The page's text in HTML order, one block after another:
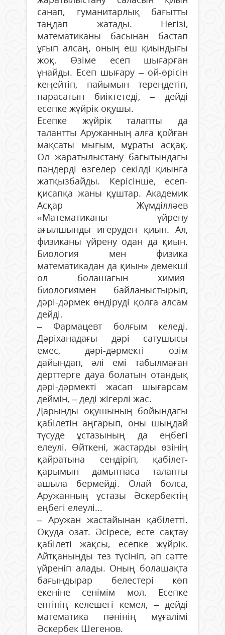
санап, гуманитарлық бағытты
таңдап жатады. Негізі,
математиканы басынан бастап
ұғып алсаң, оның еш қиындығы
жоқ. Өзіме есеп шығарған
ұнайды. Есеп шығару – ой-өрісін
кеңейтіп, пайымын тереңдетіп,
парасатын биіктетеді, – дейді
есепке жүйрік оқушы.
Есепке жүйрік талапты да
талантты Аружанның алға қойған
мақсаты мығым, мұраты асқақ.
Ол жаратылыстану бағытындағы
пәндерді өзгелер секілді қиынға
жатқызбайды. Керісінше, есеп-
қисапқа жаны құштар. Академик
Асқар Жұмділләев
«Математиканы үйрену
ағылшынды игеруден қиын. Ал,
физиканы үйрену одан да қиын.
Биология мен физика
математикадан да қиын» демекші
ол болашағын химия-
биологиямен байланыстырып,
дәрі-дәрмек өндіруді қолға алсам
дейді.
– Фармацевт болғым келеді.
Дәріханадағы дәрі сатушысы
емес, дәрі-дәрмекті өзім
дайындап, әлі емі табылмаған
дерттерге дауа болатын отандық
дәрі-дәрмекті жасап шығарсам
деймін, – деді жігерлі жас.
Дарынды оқушының бойындағы
қабілетін аңғарып, оны шыңдай
түсуде ұстазының да еңбегі
елеулі. Өйткені, жастарды өзінің
қайратына сендіріп, қабілет-
қарымын дамытпаса таланты
ашыла бермейді. Олай болса,
Аружанның ұстазы Әскербектің
еңбегі елеулі...
– Аружан жастайынан қабілетті.
Оқуда озат. Әсіресе, есте сақтау
қабілеті жақсы, есепке жүйрік.
Айтқаныңды тез түсініп, әп сәтте
үйреніп алады. Оның болашақта
бағындырар белестері көп
екеніне сенімім мол. Есепке
ептінің келешегі кемел, – дейді
математика пәнінің мұғалімі
Әскербек Шегенов.